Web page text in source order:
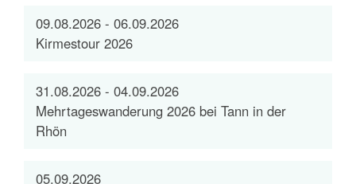
09.08.2026 - 06.09.2026
Kirmestour 2026
31.08.2026 - 04.09.2026
Mehrtageswanderung 2026 bei Tann in der
Rhön
05.09.2026